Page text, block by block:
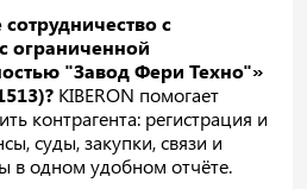
с
ограниченной
"Завод Фери Техно"»
KIBERON помогает
контрагента: регистрация и
суды, закупки, связи и
в одном удобном отчёте.